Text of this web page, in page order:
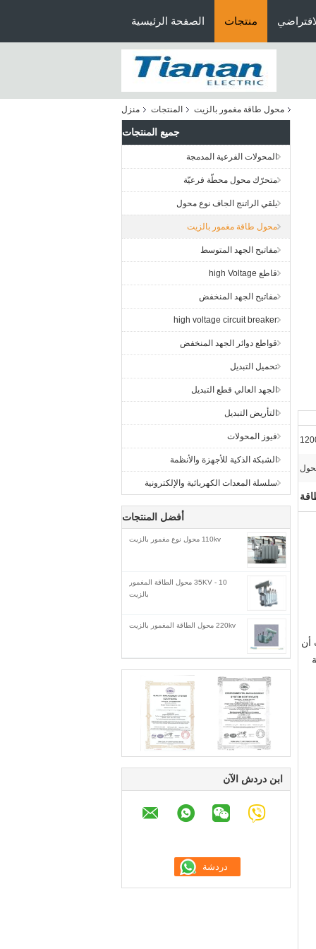
الصفحة الرئيسية منتجات
منزل المنتجات محول طاقة مغمور بالزيت
جميع المنتجات
المحولات الفرعية المدمجة
متحرّك محول محطّة فرعيّة
يلقي الراتنج الجاف نوع محول
محول طاقة مغمور بالزيت
مفاتيح الجهد المتوسط
قاطع high Voltage
مفاتيح الجهد المنخفض
high voltage circuit breaker
قواطع دوائر الجهد المنخفض
تحميل التبديل
الجهد العالي قطع التبديل
التأريض التبديل
فيوز المحولات
الشبكة الذكية للأجهزة والأنظمة
سلسلة المعدات الكهربائية والإلكترونية
أفضل المنتجات
110kv محول نوع مغمور بالزيت
10 - 35KV محول الطاقة المغمور
بالزيت
220kv محول الطاقة المغمور بالزيت
ابن دردش الآن
أن